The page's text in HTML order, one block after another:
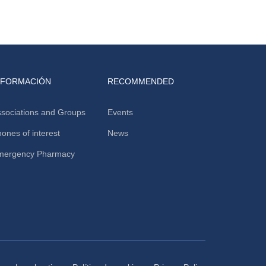
and Groups
of interest
Pharmacy
RECOMMENDED
Events
News